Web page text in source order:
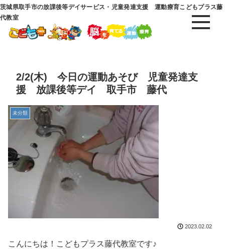
茨城県取手市の放課後等デイサービス・児童発達支援 運動療育こどもプラス藤
代教室
2/2(木) 今日の運動あそび 児童発達支
援 放課後等デイ 取手市 藤代
未分類
2023.02.02
こんにちは！こどもプラス藤代教室です♪